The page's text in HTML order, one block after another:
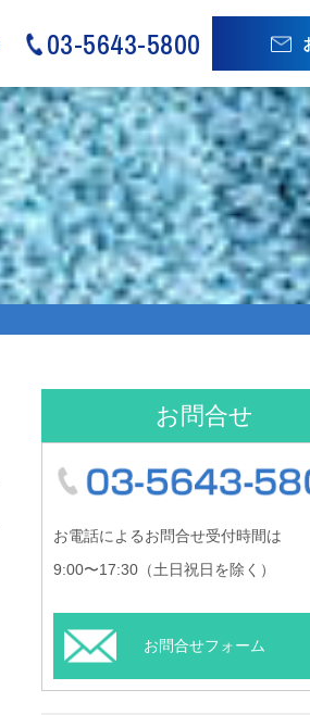
03-5643-5800
お問合せ
お電話によるお問合せ受付時間は
9:00〜17:30（土日祝日を除く）
お問合せフォーム